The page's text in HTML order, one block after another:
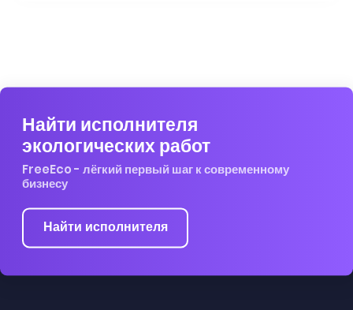
Найти исполнителя
экологических работ
FreeEco - лёгкий первый шаг к современному
бизнесу
Найти исполнителя